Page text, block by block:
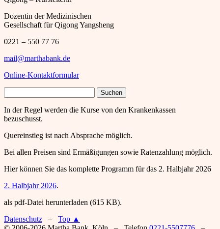
Dozentin der Medizinischen
Gesellschaft für Qigong Yangsheng
0221 – 550 77 76
mail@marthabank.de
Online-Kontaktformular
nach:
In der Regel werden die Kurse von den Krankenkassen
bezuschusst.
Quereinstieg ist nach Absprache möglich.
Bei allen Preisen sind Ermäßigungen sowie Ratenzahlung möglich.
Hier können Sie das komplette Programm für das 2. Halbjahr 2026
2. Halbjahr 2026.
als pdf-Datei herunterladen (615 KB).
Datenschutz – Top ▲